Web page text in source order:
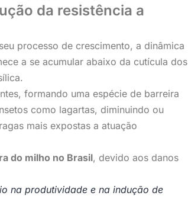
da resistência a
processo de crescimento, a dinâmica
a se acumular abaixo da cutícula dos
formando uma espécie de barreira
como lagartas, diminuindo ou
mais expostas a atuação
do milho no Brasil, devido aos danos
na produtividade e na indução de